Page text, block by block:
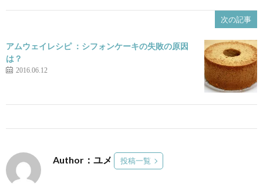
次の記事
アムウェイレシピ ：シフォンケーキの失敗の原因
は？
2016.06.12
Author：ユメ 投稿一覧